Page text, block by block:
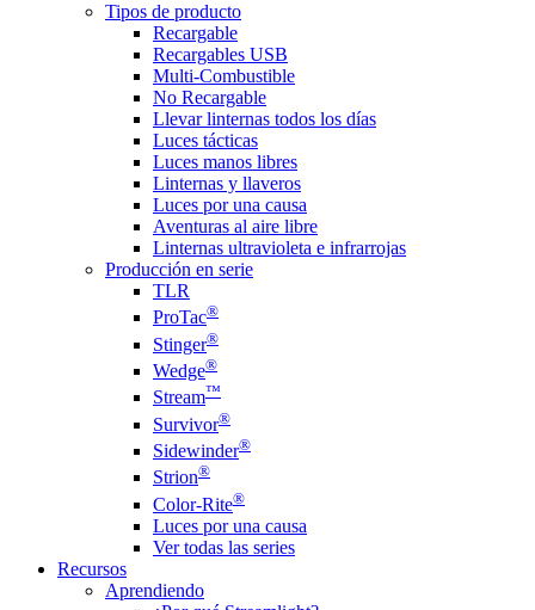
Tipos de producto
Recargable
Recargables USB
Multi-Combustible
No Recargable
Llevar linternas todos los días
Luces tácticas
Luces manos libres
Linternas y llaveros
Luces por una causa
Aventuras al aire libre
Linternas ultravioleta e infrarrojas
Producción en serie
TLR
ProTac®
Stinger®
Wedge®
Stream™
Survivor®
Sidewinder®
Strion®
Color-Rite®
Luces por una causa
Ver todas las series
Recursos
Aprendiendo